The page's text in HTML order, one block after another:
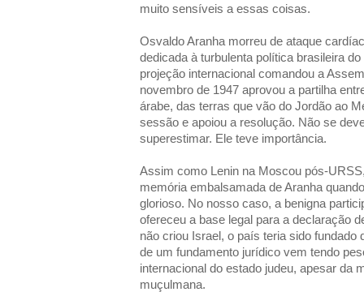
muito sensíveis a essas coisas.
Osvaldo Aranha morreu de ataque
dedicada à turbulenta política brasileira
projeção internacional comandou a
novembro de 1947 aprovou a partilha
árabe, das terras que vão do Jordão ao
sessão e apoiou a resolução. Não se
superestimar. Ele teve importância.
Assim como Lenin na Moscou pós-
memória embalsamada de Aranha
glorioso. No nosso caso, a benigna
ofereceu a base legal para a declaração
não criou Israel, o país teria sido
de um fundamento jurídico vem tendo
internacional do estado judeu, apesar da
muçulmana.